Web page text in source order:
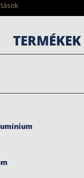
TERMÉKEK